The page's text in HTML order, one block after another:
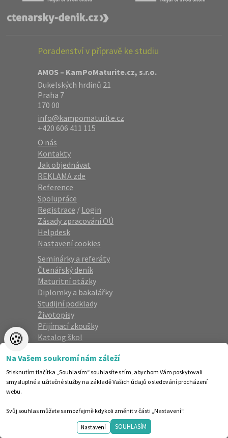
Poradenství v přípravě ke studiu
AMOS – KamPoMaturite.cz, s.r.o.
Dukelských hrdinů 21
Praha 7
170 00
info@kampomaturite.cz
+420 606 411 115
O nás
Kontakty
Jak objednávat
REKLAMA zde
Reference
Spolupráce
Registrace / Login
Zásady zpracování OÚ
Helpdesk
Nastavení cookies
Seminárky a referáty
Čtenářský deník
Maturitní otázky
Diplomky a bakalářky
Studijní podklady
Životopisy
Přijímací zkoušky
Katalog škol
Newsletter
Zaregistrujte se a dostávejte nejlepší
🍪
Na Vašem soukromí nám záleží
Stisknutím tlačítka „Souhlasím“ souhlasíte s tím, abychom Vám poskytovali
smysluplné a užitečné služby na základě Vašich údajů o sledování procházení
webu.
Svůj souhlas můžete samozřejmě kdykoli změnit v části „Nastavení“.
Nastavení SOUHLASÍM